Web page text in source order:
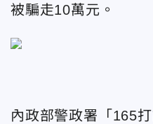
被騙走10萬元。
內政部警政署「165